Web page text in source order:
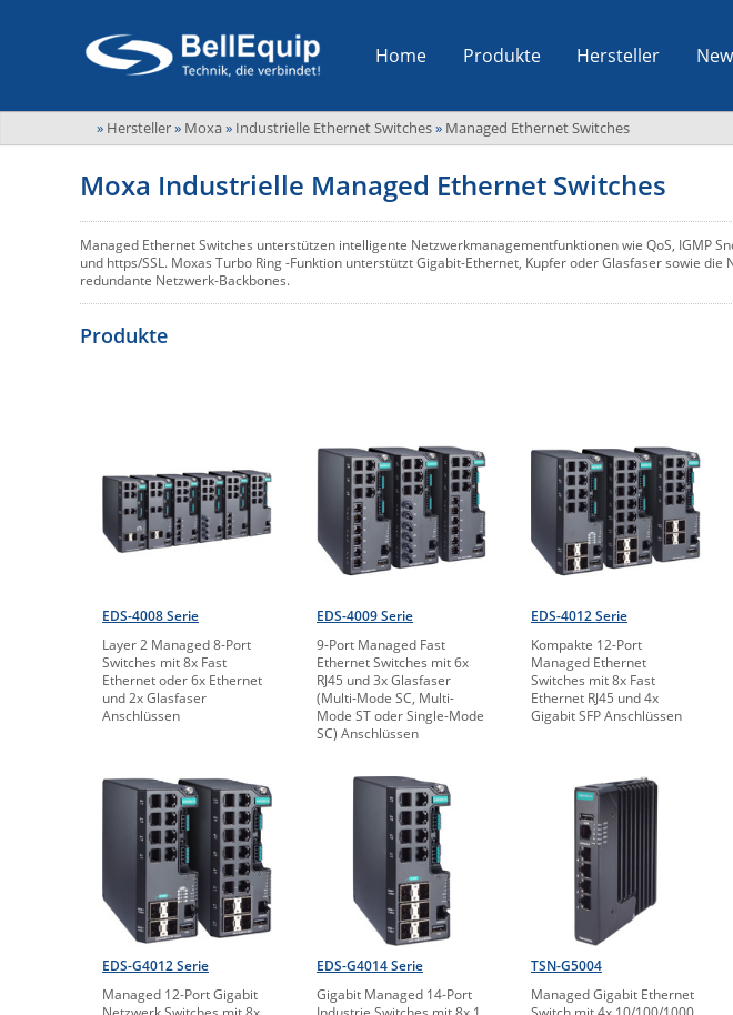
Home Produkte Hersteller
» Hersteller» Moxa» Industrielle Ethernet Switches» Managed Ethernet Switches
Moxa Industrielle Managed Ethernet Switches
Managed Ethernet Switches unterstützen intelligente Netzwerkmanagementfunktionen wie QoS, IGMP
und https/SSL. Moxas Turbo Ring -Funktion unterstützt Gigabit-Ethernet, Kupfer oder Glasfaser sowie
redundante Netzwerk-Backbones.
Produkte
EDS-4008 Serie
Layer 2 Managed 8-Port
Switches mit 8x Fast
Ethernet oder 6x Ethernet
und 2x Glasfaser
Anschlüssen
EDS-4009 Serie
9-Port Managed Fast
Ethernet Switches mit 6x
RJ45 und 3x Glasfaser
(Multi-Mode SC, Multi-
Mode ST oder Single-Mode
SC) Anschlüssen
EDS-4012 Serie
Kompakte 12-Port
Managed Ethernet
Switches mit 8x Fast
Ethernet RJ45 und 4x
Gigabit SFP Anschlüssen
EDS-G4012 Serie
Managed 12-Port Gigabit
EDS-G4014 Serie
Gigabit Managed 14-Port
TSN-G5004
Managed Gigabit Ethernet